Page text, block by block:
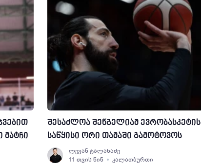
მატჩი
შესაძლოა შენგელიამ ევრობასკეტის
საწყისი ორი თამაში გამოტოვოს
ლევან ტალახაძე
11 თვის წინ
კალათბურთი